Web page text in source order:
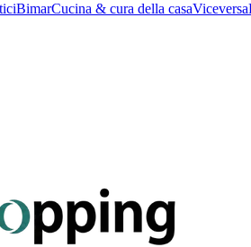
BimarCucina & cura della casaViceversa